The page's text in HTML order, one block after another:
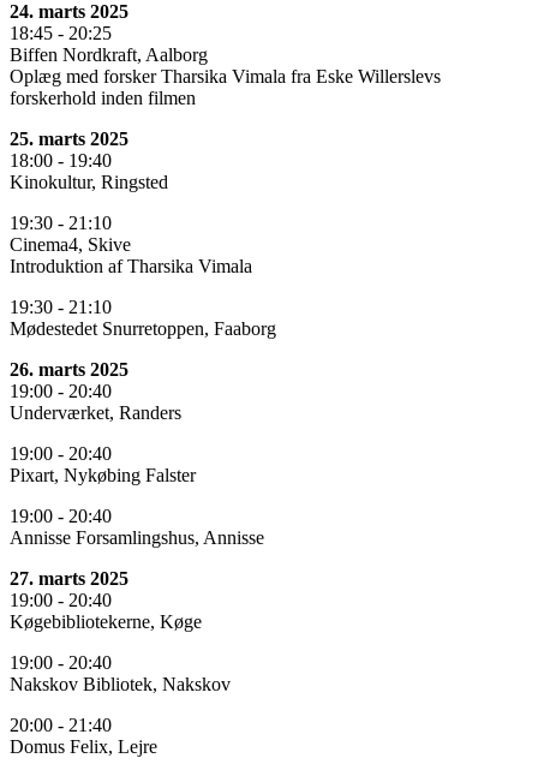
24. marts 2025
18:45 - 20:25
Biffen Nordkraft, Aalborg
Oplæg med forsker Tharsika Vimala fra Eske Willerslevs
forskerhold inden filmen
25. marts 2025
18:00 - 19:40
Kinokultur, Ringsted
19:30 - 21:10
Cinema4, Skive
Introduktion af Tharsika Vimala
19:30 - 21:10
Mødestedet Snurretoppen, Faaborg
26. marts 2025
19:00 - 20:40
Underværket, Randers
19:00 - 20:40
Pixart, Nykøbing Falster
19:00 - 20:40
Annisse Forsamlingshus, Annisse
27. marts 2025
19:00 - 20:40
Køgebibliotekerne, Køge
19:00 - 20:40
Nakskov Bibliotek, Nakskov
20:00 - 21:40
Domus Felix, Lejre